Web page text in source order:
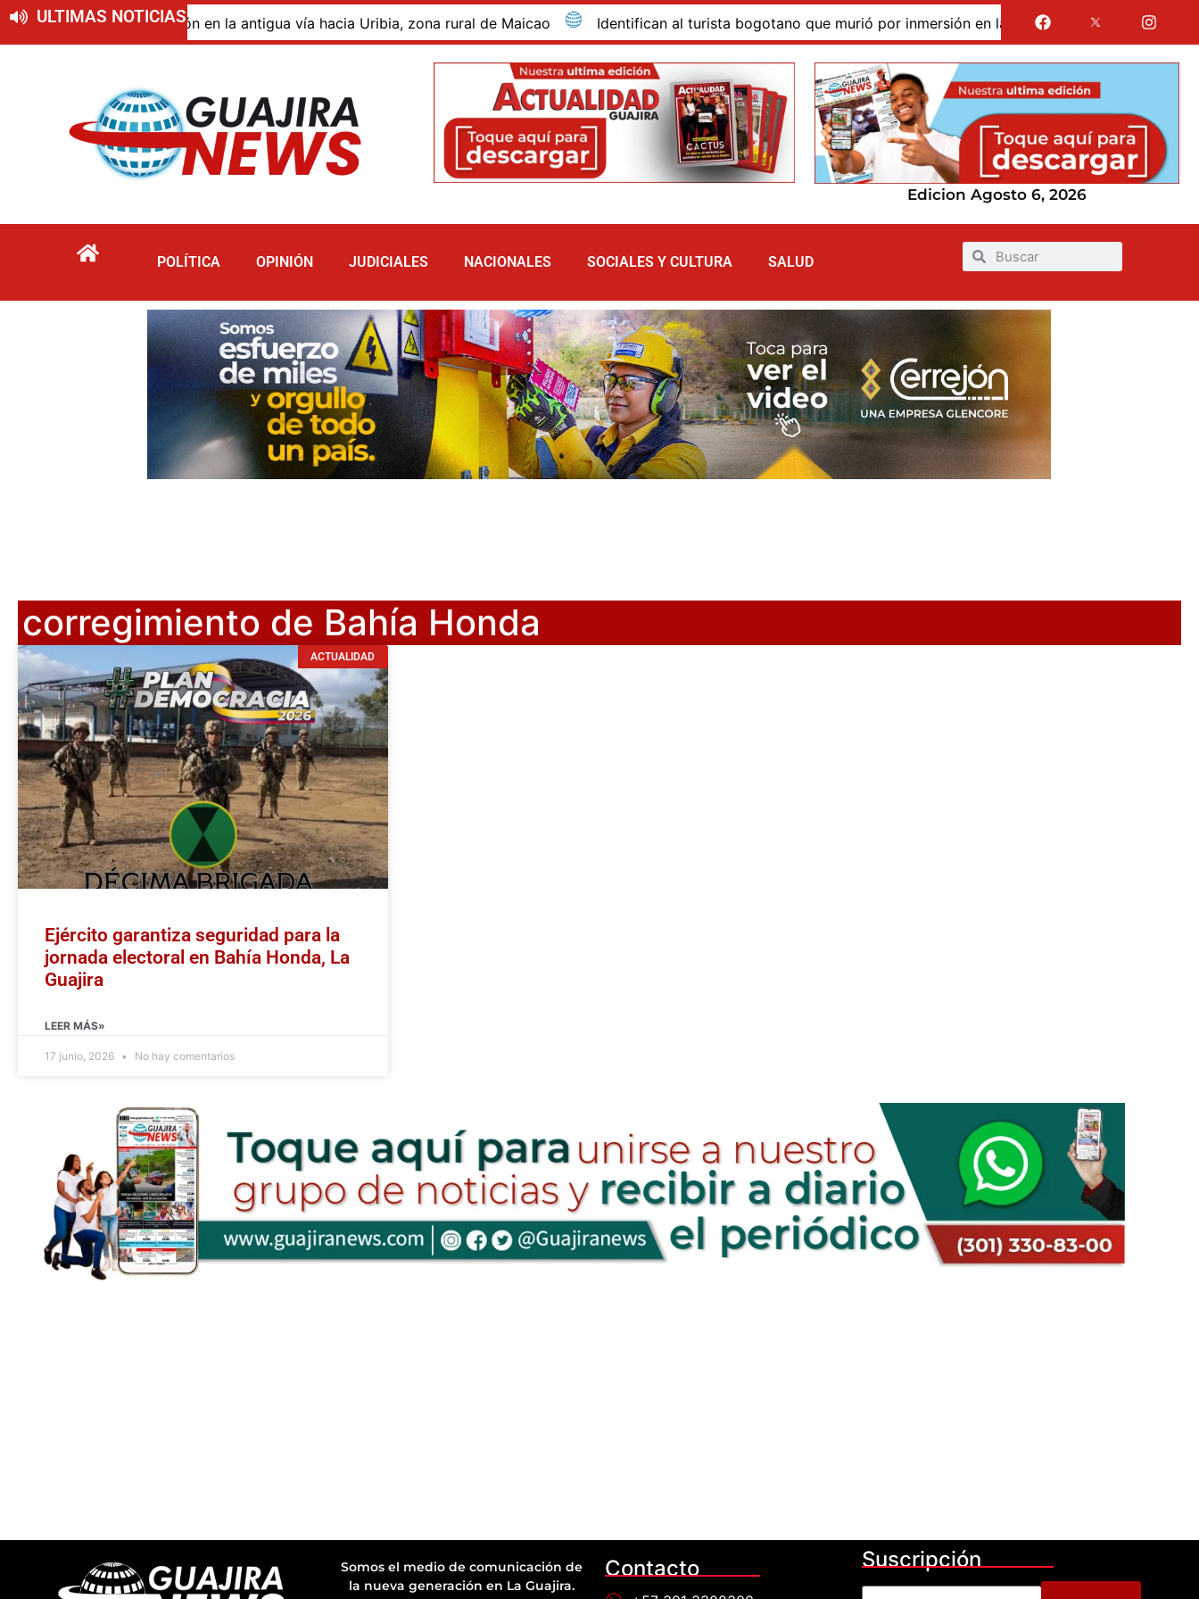
ULTIMAS NOTICIAS
de descomposición en la antigua vía hacia Uribia, zona rural de Maicao Identifican al turista bogotano que murió por inmersión en las dunas de Taroa; su cuerpo
Edicion Agosto 6, 2026
POLÍTICA OPINIÓN JUDICIALES NACIONALES SOCIALES Y CULTURA SALUD
corregimiento de Bahía Honda
ACTUALIDAD
Ejército garantiza seguridad para la
jornada electoral en Bahía Honda, La
Guajira
LEER MÁS»
17 junio, 2026 No hay comentarios
Somos el medio de comunicación de
la nueva generación en La Guajira.
Contacto Suscripción